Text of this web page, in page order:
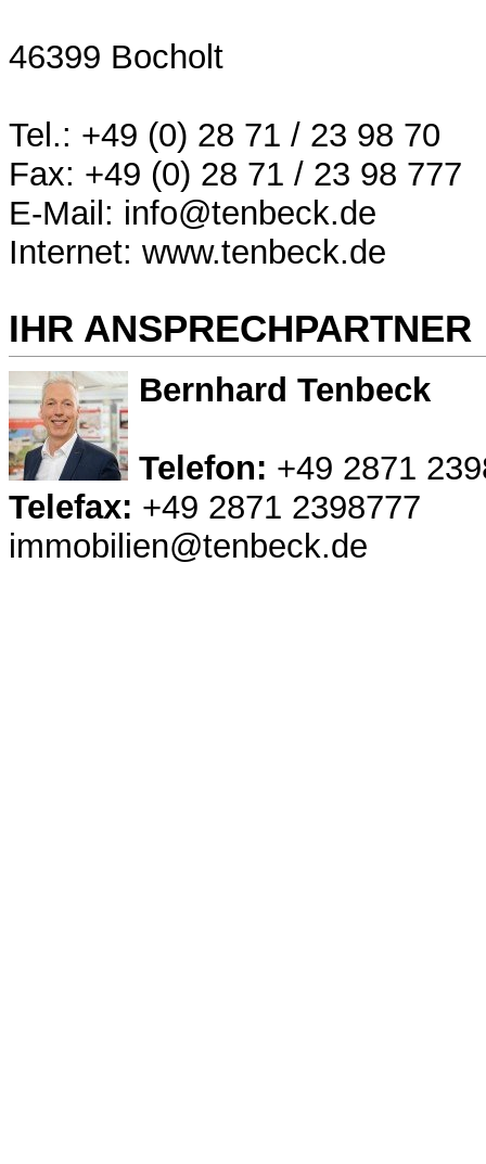
46399 Bocholt
Tel.: +49 (0) 28 71 / 23 98 70
Fax: +49 (0) 28 71 / 23 98 777
E-Mail: info@tenbeck.de
Internet: www.tenbeck.de
IHR ANSPRECHPARTNER
Bernhard Tenbeck
Telefon: +49 2871
Telefax: +49 2871 2398777
immobilien@tenbeck.de